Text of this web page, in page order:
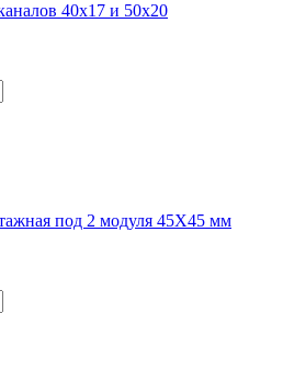
40х17 и 50х20
под 2 модуля 45X45 мм